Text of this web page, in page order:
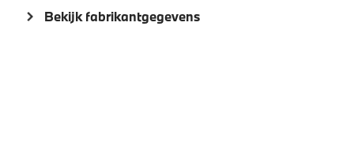
Automatisch dimmende binnen- en buitenspiegel
Bekijk fabrikantgegevens